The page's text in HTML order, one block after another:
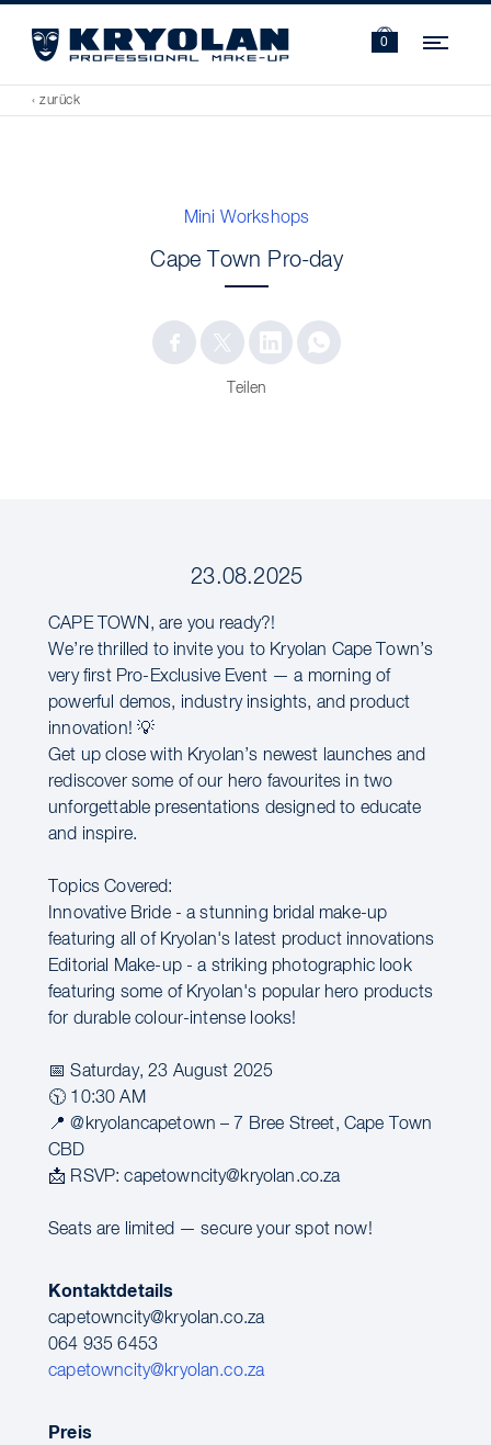
0
‹ zurück
Mini Workshops
Cape Town Pro-day
Teilen
23.08.2025
CAPE TOWN, are you ready?!
We’re thrilled to invite you to Kryolan Cape Town’s
very first Pro-Exclusive Event — a morning of
powerful demos, industry insights, and product
innovation! 💡
Get up close with Kryolan’s newest launches and
rediscover some of our hero favourites in two
unforgettable presentations designed to educate
and inspire.
Topics Covered:
Innovative Bride - a stunning bridal make-up
featuring all of Kryolan's latest product innovations
Editorial Make-up - a striking photographic look
featuring some of Kryolan's popular hero products
for durable colour-intense looks!
📅 Saturday, 23 August 2025
🕥 10:30 AM
📍 @kryolancapetown – 7 Bree Street, Cape Town
CBD
📩 RSVP: capetowncity@kryolan.co.za
Seats are limited — secure your spot now!
Kontaktdetails
capetowncity@kryolan.co.za
064 935 6453
capetowncity@kryolan.co.za
Preis